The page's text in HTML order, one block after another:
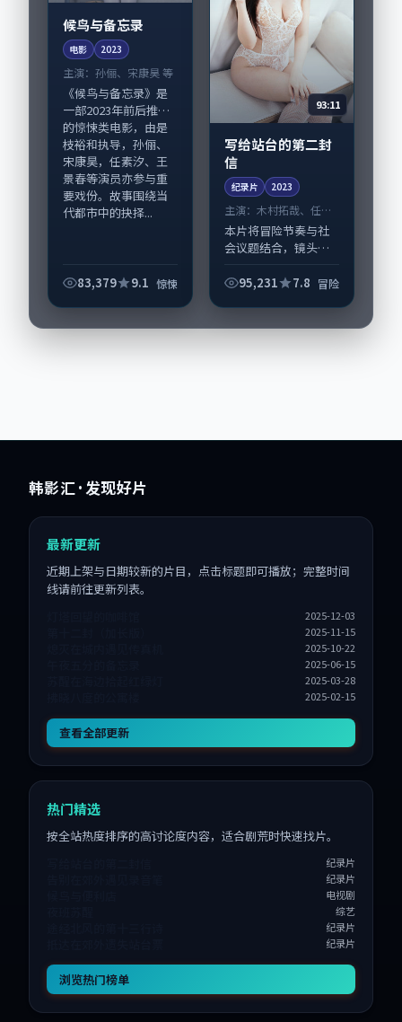
候鸟与备忘录
电影 2023
主演： 孙俪、宋康昊 等
《候鸟与备忘录》是
一部2023年前后推出
的惊悚类电影，由是
枝裕和执导，孙俪、
宋康昊，任素汐、王
景春等演员亦参与重
要戏份。故事围绕当
代都市中的抉择...
83,379 9.1 惊悚
93:11
写给站台的第二封
信
纪录片 2023
主演：木村拓哉、任素
汐 等
本片将冒险节奏与社
会议题结合，镜头语
《写给站台的第二封
纲主线；取景与声音
95,231 7.8 冒险
韩影汇 · 发现好片
最新更新
近期上架与日期较新的片目，点击标题即可播放；完整时间
线请前往更新列表。
2025-12-03
2025-11-15
2025-10-22
2025-06-15
2025-03-28
2025-02-15
查看全部更新
热门精选
按全站热度排序的高讨论度内容，适合剧荒时快速找片。
纪录片
纪录片
电视剧
综艺
纪录片
纪录片
浏览热门榜单